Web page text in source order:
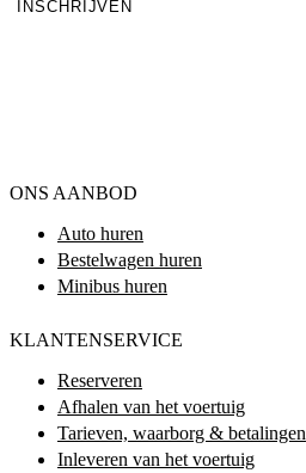
INSCHRIJVEN
ONS AANBOD
Auto huren
Bestelwagen huren
Minibus huren
KLANTENSERVICE
Reserveren
Afhalen van het voertuig
Tarieven, waarborg & betalingen
Inleveren van het voertuig